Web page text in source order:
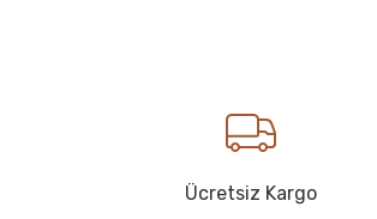
Ücretsiz Kargo